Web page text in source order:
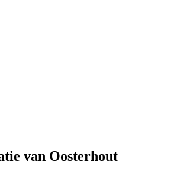
van Oosterhout